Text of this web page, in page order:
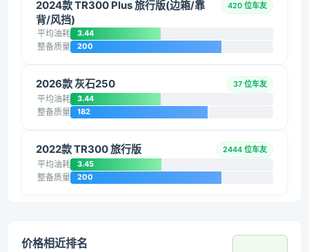
2024款 TR300 Plus 旅行版(边箱/靠
背/风挡)
420 位车友
平均油耗 3.44
整备质量 200
2026款 灰石250 37 位车友
平均油耗 3.44
整备质量 182
2022款 TR300 旅行版 2444 位车友
平均油耗 3.45
整备质量 200
价格相近排名